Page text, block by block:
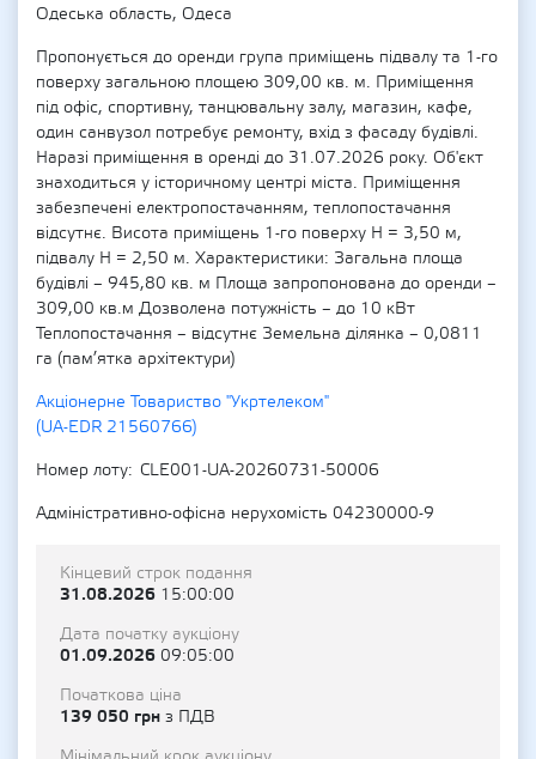
Одеська область, Одеса
Пропонується до оренди група приміщень підвалу та 1-го
поверху загальною площею 309,00 кв. м. Приміщення
під офіс, спортивну, танцювальну залу, магазин, кафе,
один санвузол потребує ремонту, вхід з фасаду будівлі.
Наразі приміщення в оренді до 31.07.2026 року. Об'єкт
знаходиться у історичному центрі міста. Приміщення
забезпечені електропостачанням, теплопостачання
відсутнє. Висота приміщень 1-го поверху Н = 3,50 м,
підвалу Н = 2,50 м. Характеристики: Загальна площа
будівлі – 945,80 кв. м Площа запропонована до оренди –
309,00 кв.м Дозволена потужність – до 10 кВт
Теплопостачання – відсутнє Земельна ділянка – 0,0811
га (пам’ятка архітектури)
Акціонерне Товариство "Укртелеком"
(UA-EDR 21560766)
Номер лоту
CLE001-UA-20260731-50006
Адміністративно-офісна нерухомість 04230000-9
Кінцевий строк подання
31.08.2026 15:00:00
Дата початку аукціону
01.09.2026 09:05:00
Початкова ціна
139 050 грн з ПДВ